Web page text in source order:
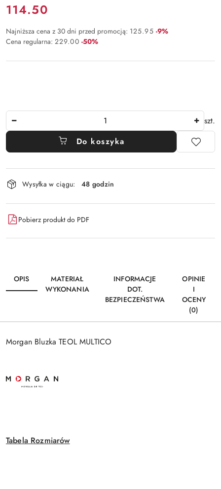
Cena:
114.50
Najniższa cena z 30 dni przed promocją: 125.95 Rabat:
-9%
Cena regularna: 229.00 Rabat:
-50%
szt.
Do koszyka
Dostępność
i
dostawa
Wysyłka w ciągu: 48 godzin
Pobierz produkt do PDF
OPIS
MATERIAŁ
WYKONANIA
INFORMACJE
DOT.
BEZPIECZEŃSTWA
OPINIE
I
OCENY
(0)
Morgan Bluzka TEOL MULTICO
Tabela Rozmiarów